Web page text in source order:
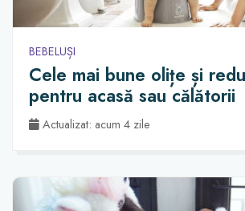
BEBELUȘI
Cele mai bune olițe și
pentru acasă sau călătorii
Actualizat: acum 4 zile